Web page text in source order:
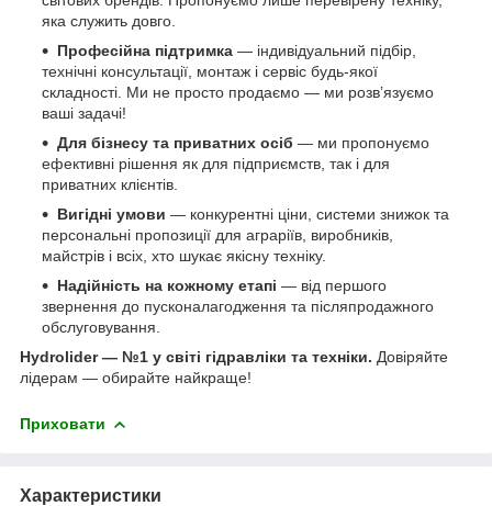
яка служить довго.
Професійна підтримка — індивідуальний підбір,
технічні консультації, монтаж і сервіс будь-якої
складності. Ми не просто продаємо — ми розв’язуємо
ваші задачі!
Для бізнесу та приватних осіб — ми пропонуємо
ефективні рішення як для підприємств, так і для
приватних клієнтів.
Вигідні умови — конкурентні ціни, системи знижок та
персональні пропозиції для аграріїв, виробників,
майстрів і всіх, хто шукає якісну техніку.
Надійність на кожному етапі — від першого
звернення до пусконалагодження та післяпродажного
обслуговування.
Hydrolider — №1 у світі гідравліки та техніки. Довіряйте
лідерам — обирайте найкраще!
Приховати
Характеристики